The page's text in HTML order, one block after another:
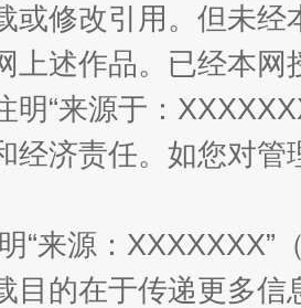
好声名
或修改引用。但未
上述作品。已经本
明“来源于：
经济责任。如您对
“来源：
目的在于传递更多